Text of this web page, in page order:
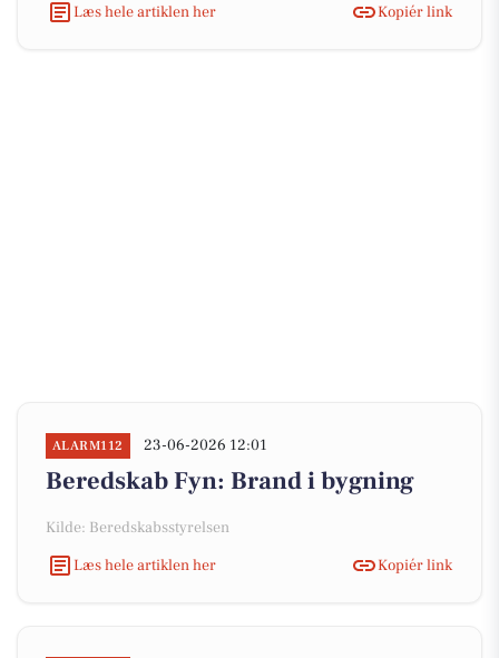
Læs hele artiklen her
Kopiér link
ALARM112 23-06-2026 12:01
Beredskab Fyn: Brand i bygning
Kilde: Beredskabsstyrelsen
Læs hele artiklen her
Kopiér link